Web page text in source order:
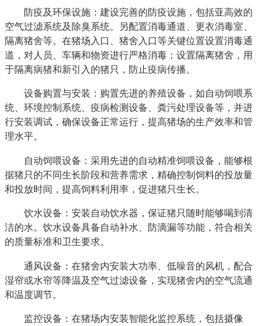
防疫及环保设施：建设完善的防疫设施，包括亚高效的
空气过滤系统及除臭系统。另配置消毒通道、更衣消毒室、
隔离猪舍等。在猪场入口、猪舍入口等关键位置设置消毒通
道，对人员、车辆和物资进行严格消毒；设置隔离猪舍，用
于隔离病猪和新引入的猪只，防止疫病传播。
设备购置与安装：购置先进的养殖设备，如自动饲喂系
统、环境控制系统、疫病检测设备、粪污处理设备等，并进
行安装调试，确保设备正常运行，提高猪场的生产效率和管
理水平。
自动饲喂设备：采用先进的自动精准饲喂设备，能够根
据猪只的不同生长阶段和营养需求，精确控制饲料的投放量
和投放时间，提高饲料利用率，促进猪只生长。
饮水设备：安装自动饮水器，保证猪只随时能够喝到清
洁的水。饮水设备具备自动补水、防滴漏等功能，符合相关
的质量标准和卫生要求。
通风设备：在猪舍内安装大功率、低噪音的风机，配合
湿帘或水帘等降温及空气过滤设备，实现猪舍内的空气流通
和温度调节。
监控设备：在猪场内安装智能化监控系统，包括摄像